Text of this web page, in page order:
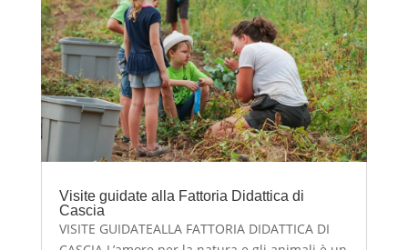
Visite guidate alla Fattoria Didattica di
Cascia
VISITE GUIDATEALLA FATTORIA DIDATTICA DI